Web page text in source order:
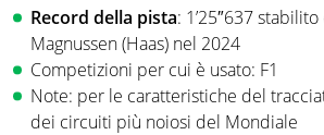
Record della pista: 1’25″637
Magnussen (Haas) nel 2024
Competizioni per cui è usato: F1
Note: per le caratteristiche del
dei circuiti più noiosi del Mondiale